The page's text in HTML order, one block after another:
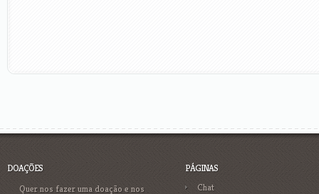
DOAÇÕES
Quer nos fazer uma doação e nos
PÁGINAS
Chat